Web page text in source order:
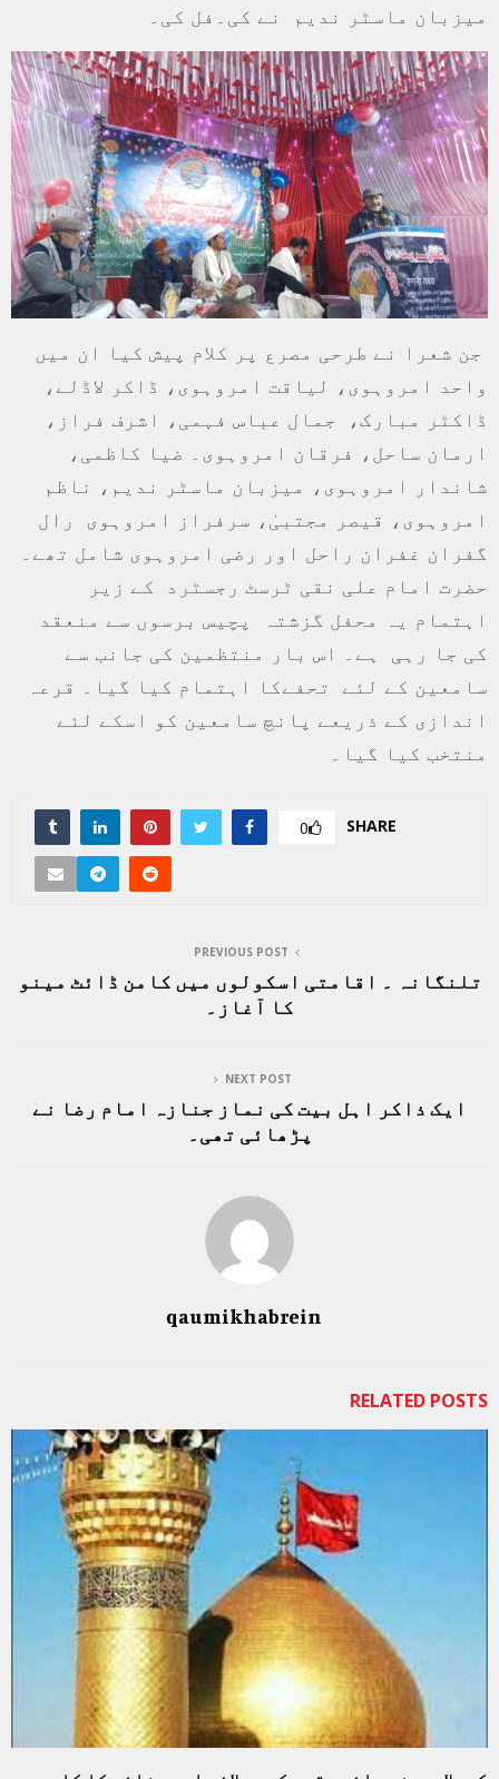
میزبان ماسٹر ندیم نے کی۔فل کی۔
جن شعرا نے طرحی مصرع پر کلام پیش کیا ان میں
واحد امروہوی، لیاقت امروہوی، ڈاکر لاڈلے،
ڈاکٹر مبارک، جمال عباس فہمی، اشرف فراز،
ارمان ساحل، فرقان امروہوی۔ ضیا کاظمی،
شاندار امروہوی، میزبان ماسٹر ندیم، ناظم
امروہوی، قیصر مجتبیٰ، سرفراز امروہوی رال
گفران غفران راحل اور رضی امروہوی شامل تھے۔
حضرت امام علی نقی ٹرسٹ رجسٹرد کے زیر
اہتمام یہ محفل گزشتہ پچیس برسوں سے منعقد
کی جا رہی ہے۔ اس بار منتظمین کی جانب سے
سامعین کے لئے تحفےکا اہتمام کیا گیا۔ قرعہ
اندازی کے ذریعے پانچ سامعین کو اسکے لئے
منتخب کیا گیا۔
SHARE
0
PREVIOUS POST
تلنگانہ ۔ اقامتی اسکولوں میں کامن ڈائٹ مینو
کا آغاز۔
NEXT POST
ایک ذاکر اہل بیت کی نماز جنازہ امام رضا نے
پڑھائی تھی۔
qaumikhabrein
RELATED POSTS